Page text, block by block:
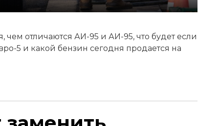
чем отличаются АИ-95 и АИ-95, что будет если
5 и какой бензин сегодня продается на